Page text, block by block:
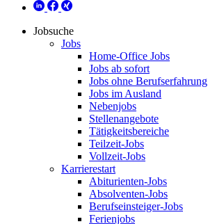
Jobsuche
Jobs
Home-Office Jobs
Jobs ab sofort
Jobs ohne Berufserfahrung
Jobs im Ausland
Nebenjobs
Stellenangebote
Tätigkeitsbereiche
Teilzeit-Jobs
Vollzeit-Jobs
Karrierestart
Abiturienten-Jobs
Absolventen-Jobs
Berufseinsteiger-Jobs
Ferienjobs